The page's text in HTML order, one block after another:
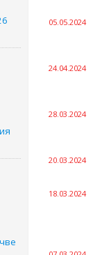
05.05.2024
24.04.2024
28.03.2024
20.03.2024
18.03.2024